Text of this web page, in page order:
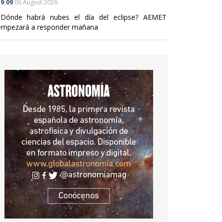
06 August 2026
habrá nubes el día del eclipse? AEMET
a responder mañana